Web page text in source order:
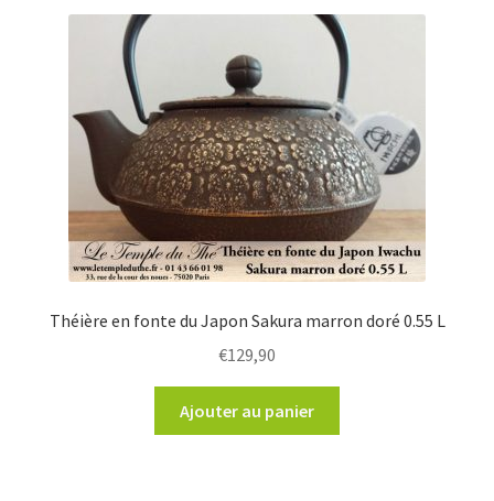
Théière en fonte du Japon Sakura marron doré 0.55 L
€129,90
Ajouter au panier